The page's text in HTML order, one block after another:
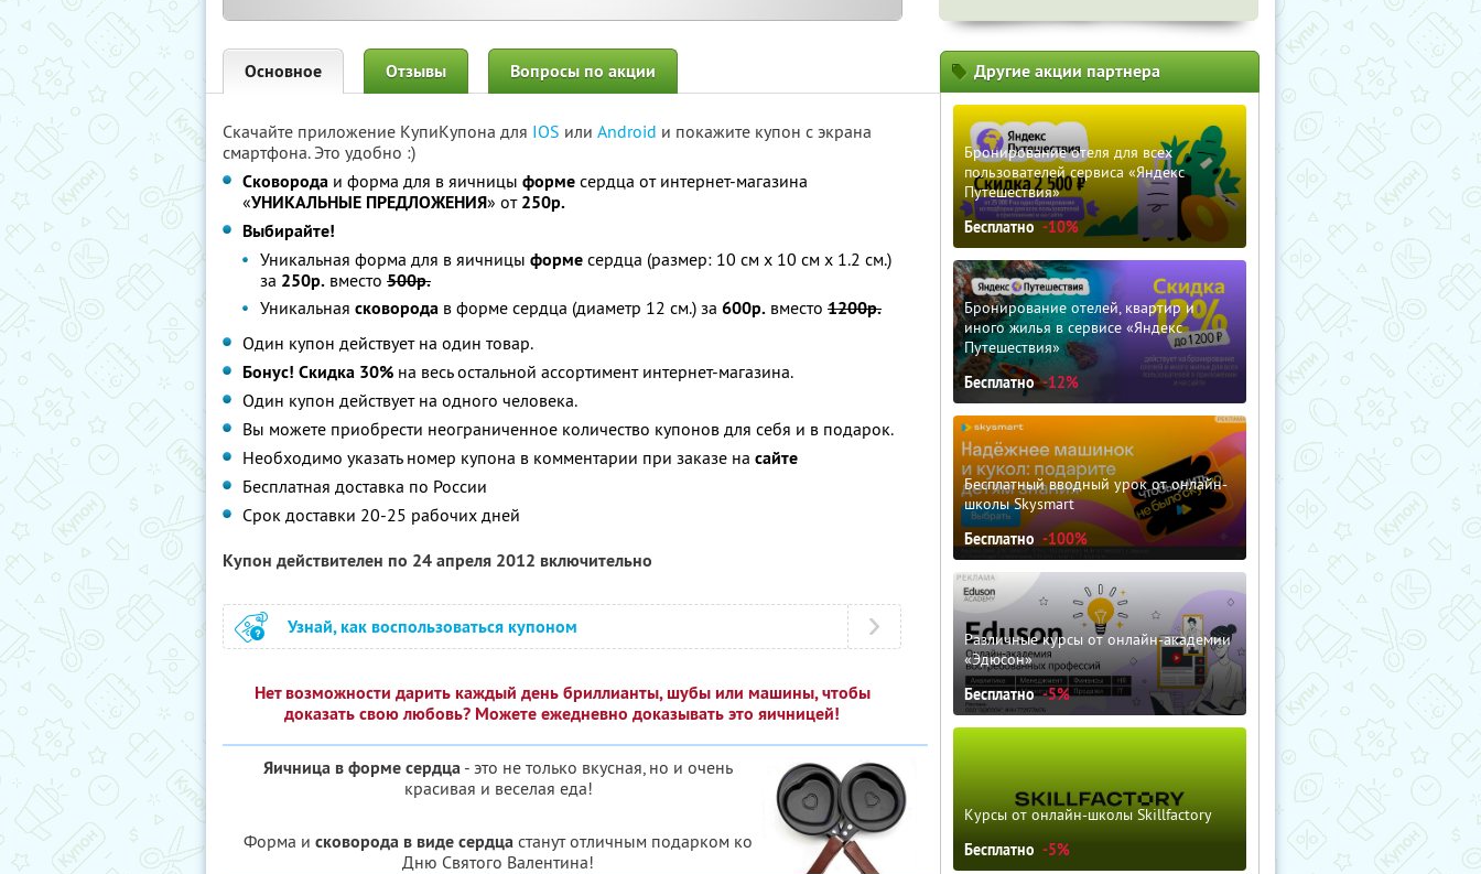
Основное Отзывы Вопросы по акции
Скачайте приложение КупиКупона для IOS или Android и покажите купон с экрана
смартфона. Это удобно :)
Сковорода и форма для в яичницы форме сердца от интернет-магазина
«УНИКАЛЬНЫЕ ПРЕДЛОЖЕНИЯ» от 250р.
Выбирайте!
Уникальная форма для в яичницы форме сердца (размер: 10 cм x 10 cм x 1.2 cм.)
за 250р. вместо 500р.
Уникальная сковорода в форме сердца (диаметр 12 см.) за 600р. вместо 1200р.
Один купон действует на один товар.
Бонус! Скидка 30% на весь остальной ассортимент интернет-магазина.
Один купон действует на одного человека.
Вы можете приобрести неограниченное количество купонов для себя и в подарок.
Необходимо указать номер купона в комментарии при заказе на сайте
Бесплатная доставка по России
Срок доставки 20-25 рабочих дней
Купон действителен по 24 апреля 2012 включительно
Узнай, как воспользоваться купоном
Нет возможности дарить каждый день бриллианты, шубы или машины, чтобы
доказать свою любовь? Можете ежедневно доказывать это яичницей!
Яичница в форме сердца - это не только вкусная, но и очень
красивая и веселая еда!
Форма и сковорода в виде сердца станут отличным подарком ко
Дню Святого Валентина!
Другие акции партнера
Бронирование отеля для всех
пользователей сервиса «Яндекс
Путешествия»
Бесплатно -10%
Бронирование отелей, квартир и
иного жилья в сервисе «Яндекс
Путешествия»
Бесплатно -12%
Бесплатный вводный урок от онлайн-
школы Skysmart
Бесплатно -100%
Различные курсы от онлайн-академии
«Эдюсон»
Бесплатно -5%
Курсы от онлайн-школы Skillfactory
Бесплатно -5%